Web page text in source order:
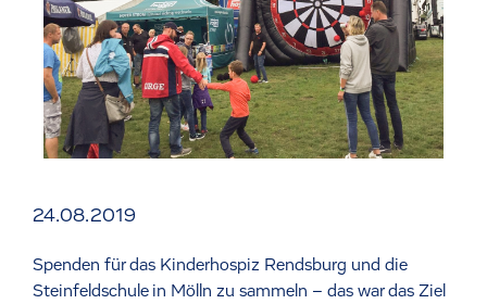
24.08.2019
Spenden für das Kinderhospiz Rendsburg und die
Steinfeldschule in Mölln zu sammeln – das war das Ziel